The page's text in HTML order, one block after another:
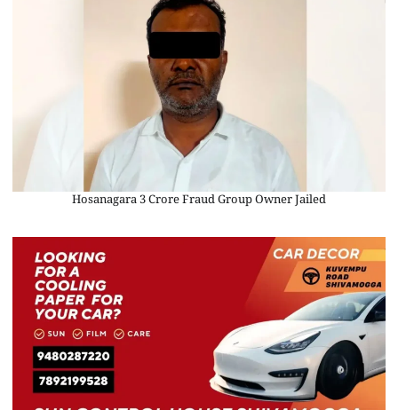
Hosanagara 3 Crore Fraud Group Owner Jailed